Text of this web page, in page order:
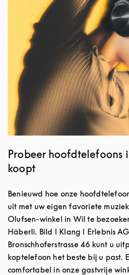
Probeer hoofdtelefoons
koopt
Benieuwd hoe onze
uit met uw eigen favoriete
Olufsen-winkel in Wil te
Häberli. Bild I Klang I Erlebnis
Bronschhoferstrasse 46 kunt u
koptelefoon het beste bij u past.
comfortabel in onze gastvrije